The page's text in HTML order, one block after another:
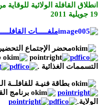
19 جويلية 2011
ملفـــــات
محضر الإجتماع
التسممات الغذائية .
بطاقة فنيـة للقافلــة
برنامج
الولاية.